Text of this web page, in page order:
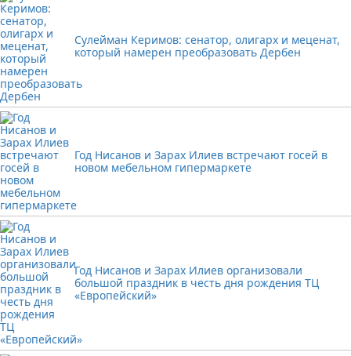
Сулейман Керимов: сенатор, олигарх и меценат,
который намерен преобразовать Дербен
Год Нисанов и Зарах Илиев встречают госей в
новом мебельном гипермаркете
Год Нисанов и Зарах Илиев организовали
большой праздник в честь дня рождения ТЦ
«Европейский»